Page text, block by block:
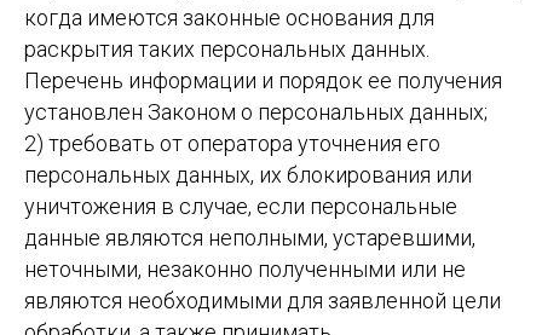
когда имеются законные основания для
раскрытия таких персональных данных.
Перечень информации и порядок ее получения
установлен Законом о персональных данных;
2) требовать от оператора уточнения его
персональных данных, их блокирования или
уничтожения в случае, если персональные
данные являются неполными, устаревшими,
неточными, незаконно полученными или не
являются необходимыми для заявленной цели